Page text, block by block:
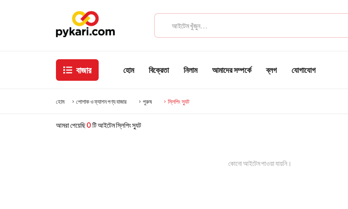
বাজার হোম বিক্রেতা নিলাম আমাদের সম্পর্কে ব্লগ যোগাযোগ
হোম পোশাক ও ফ্যাশন পণ্য বাজার পুরুষ স্লিপিং স্যুট
আমরা পেয়েছি0টি আইটেম স্লিপিং স্যুট
কোনো আইটেম পাওয়া যায়নি।